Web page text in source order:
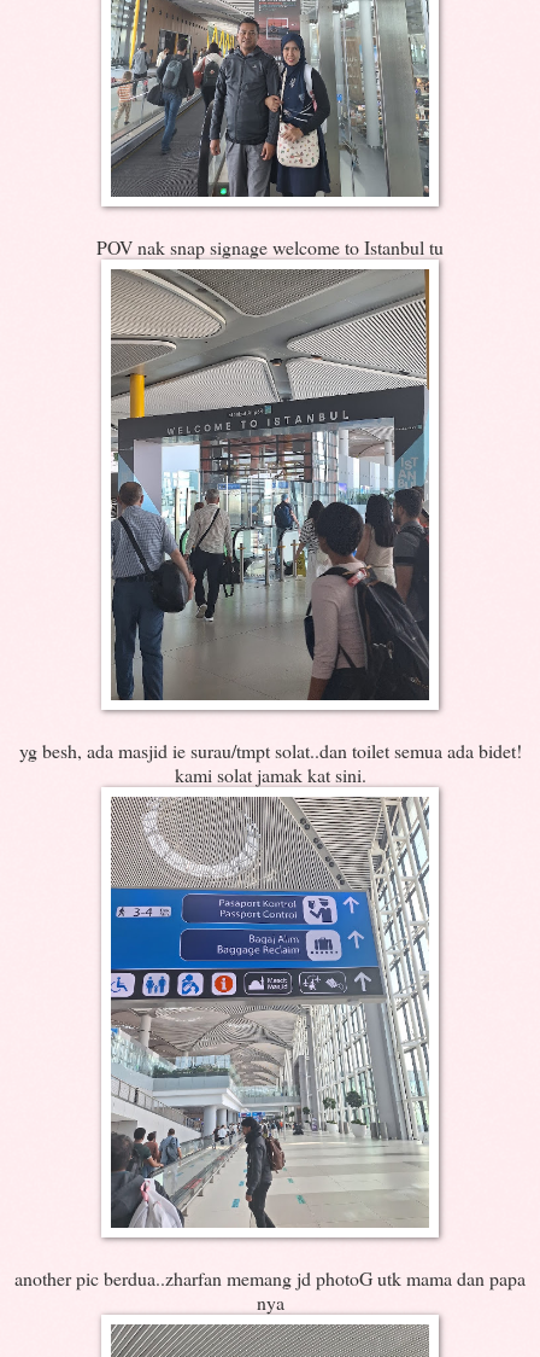
POV nak snap signage welcome to Istanbul tu
yg besh, ada masjid ie surau/tmpt solat..dan toilet semua ada bidet!
kami solat jamak kat sini.
another pic berdua..zharfan memang jd photoG utk mama dan papa
nya